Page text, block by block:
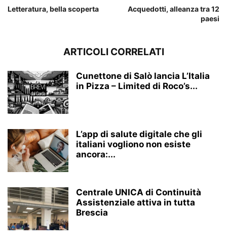
Letteratura, bella scoperta
Acquedotti, alleanza tra 12
paesi
ARTICOLI CORRELATI
Cunettone di Salò lancia L’Italia
in Pizza – Limited di Roco’s...
L’app di salute digitale che gli
italiani vogliono non esiste
ancora:...
Centrale UNICA di Continuità
Assistenziale attiva in tutta
Brescia